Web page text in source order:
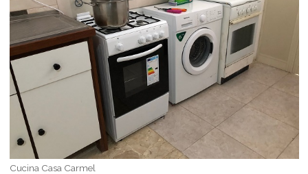
Cucina Casa Carmel